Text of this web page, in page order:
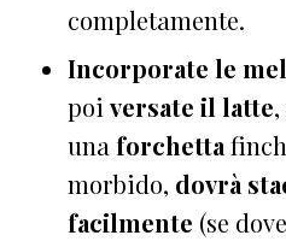
completamente.
Incorporate le
poi versate il latte
una forchetta
morbido, dovrà
facilmente (se